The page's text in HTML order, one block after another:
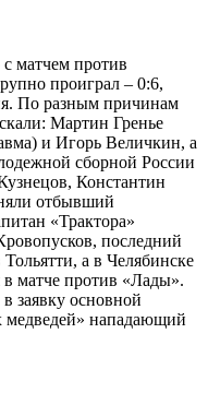
матчем против
проиграл – 0:6,
По разным причинам
Мартин Гренье
и Игорь Величкин, а
сборной России
Константин
отбывший
«Трактора»
последний
а в Челябинске
матче против «Лады».
заявку основной
медведей» нападающий